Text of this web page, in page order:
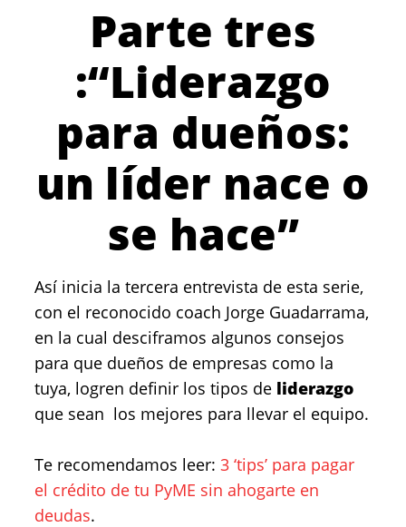
Parte tres
:“Liderazgo
para dueños:
un líder nace o
se hace”
Así inicia la tercera entrevista de esta serie,
con el reconocido coach Jorge Guadarrama,
en la cual desciframos algunos consejos
para que dueños de empresas como la
tuya, logren definir los tipos de liderazgo
que sean los mejores para llevar el equipo.
Te recomendamos leer: 3 ‘tips’ para pagar
el crédito de tu PyME sin ahogarte en
deudas.